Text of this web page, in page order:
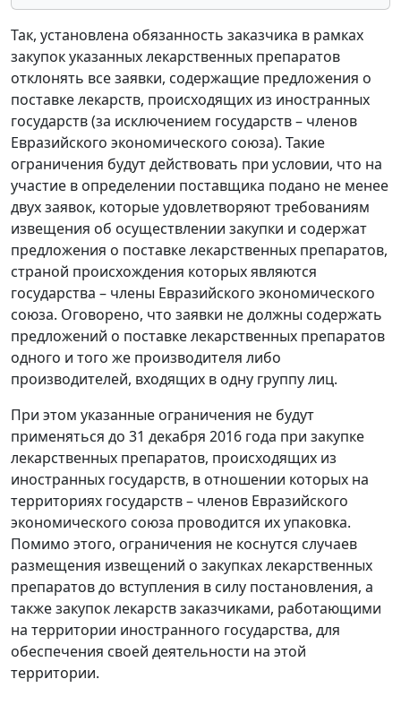
Так, установлена обязанность заказчика в рамках
закупок указанных лекарственных препаратов
отклонять все заявки, содержащие предложения о
поставке лекарств, происходящих из иностранных
государств (за исключением государств – членов
Евразийского экономического союза). Такие
ограничения будут действовать при условии, что на
участие в определении поставщика подано не менее
двух заявок, которые удовлетворяют требованиям
извещения об осуществлении закупки и содержат
предложения о поставке лекарственных препаратов,
страной происхождения которых являются
государства – члены Евразийского экономического
союза. Оговорено, что заявки не должны содержать
предложений о поставке лекарственных препаратов
одного и того же производителя либо
производителей, входящих в одну группу лиц.
При этом указанные ограничения не будут
применяться до 31 декабря 2016 года при закупке
лекарственных препаратов, происходящих из
иностранных государств, в отношении которых на
территориях государств – членов Евразийского
экономического союза проводится их упаковка.
Помимо этого, ограничения не коснутся случаев
размещения извещений о закупках лекарственных
препаратов до вступления в силу постановления, а
также закупок лекарств заказчиками, работающими
на территории иностранного государства, для
обеспечения своей деятельности на этой
территории.